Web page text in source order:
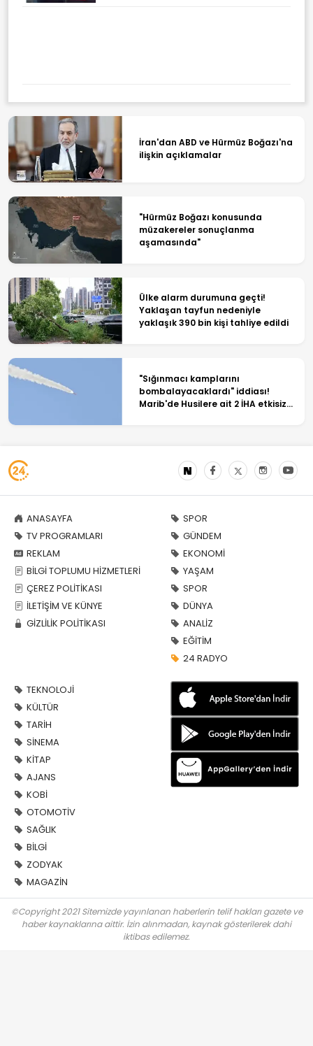
İran'dan ABD ve Hürmüz Boğazı'na
ilişkin açıklamalar
"Hürmüz Boğazı konusunda
müzakereler sonuçlanma
aşamasında"
Ülke alarm durumuna geçti!
Yaklaşan tayfun nedeniyle
yaklaşık 390 bin kişi tahliye edildi
"Sığınmacı kamplarını
bombalayacaklardı" iddiası!
Marib'de Husilere ait 2 İHA etkisiz
ANASAYFA
TV PROGRAMLARI
REKLAM
BİLGİ TOPLUMU HİZMETLERİ
ÇEREZ POLİTİKASI
İLETİŞİM VE KÜNYE
GİZLİLİK POLİTİKASI
SPOR
GÜNDEM
EKONOMİ
YAŞAM
SPOR
DÜNYA
ANALİZ
EĞİTİM
24 RADYO
TEKNOLOJİ
KÜLTÜR
TARİH
SİNEMA
KİTAP
AJANS
KOBİ
OTOMOTİV
SAĞLIK
BİLGİ
ZODYAK
MAGAZİN
©Copyright 2021 Sitemizde yayınlanan haberlerin telif hakları gazete ve
haber kaynaklarına aittir. İzin alınmadan, kaynak gösterilerek dahi
iktibas edilemez.